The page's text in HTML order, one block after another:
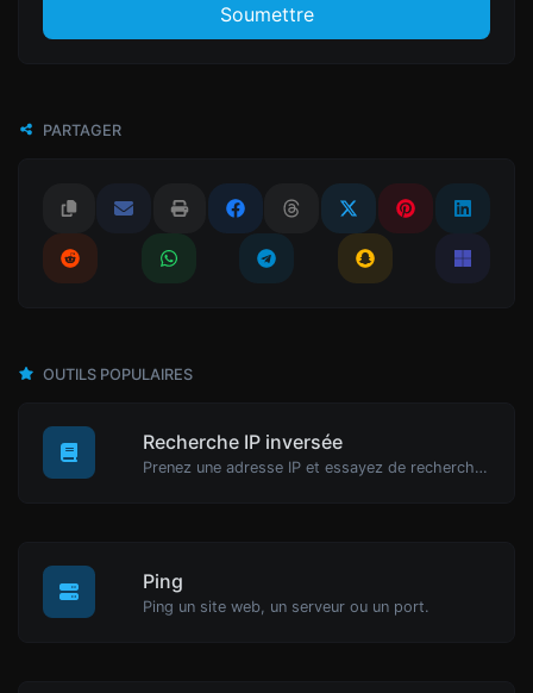
Soumettre
PARTAGER
OUTILS POPULAIRES
Recherche IP inversée
Prenez une adresse IP et essayez de rechercher le domaine/hôte associé.
Ping
Ping un site web, un serveur ou un port.